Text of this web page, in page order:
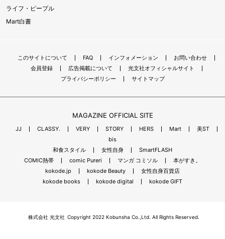
ライフ・ピープル
Mart白書
このサイトについて FAQ インフォメーション
お問い合わせ
会員登録
広告掲載について
光文社オフィシャルサイト
プライバシーポリシー
サイトマップ
MAGAZINE OFFICIAL SITE
JJ CLASSY. VERY STORY HERS Mart
美ST
bis
和食スタイル
女性自身
SmartFLASH
COMIC熱帯
comic Pureri マンガ コミソル
本がすき。
kokode.jp
kokode Beauty
女性自身百貨店
kokode books
kokode digital kokode GIFT
株式会社 光文社 Copyright 2022 Kobunsha Co.,Ltd. All Rights Reserved.